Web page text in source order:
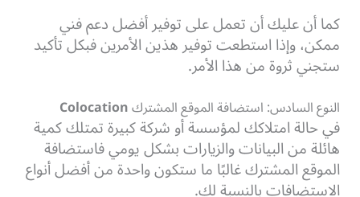
كما أن عليك أن تعمل على توفير أفضل دعم فني
ممكن، وإذا استطعت توفير هذين الأمرين فبكل تأكيد
ستجني ثروة من هذا الأمر.
النوع السادس: استضافة الموقع المشتركColocation
في حالة امتلاكك لمؤسسة أو شركة كبيرة تمتلك كمية
هائلة من البيانات والزيارات بشكل يومي فاستضافة
الموقع المشترك غالبًا ما ستكون واحدة من أفضل أنواع
الاستضافات بالنسبة لك.